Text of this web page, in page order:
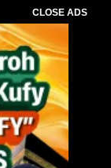
CLOSE ADS